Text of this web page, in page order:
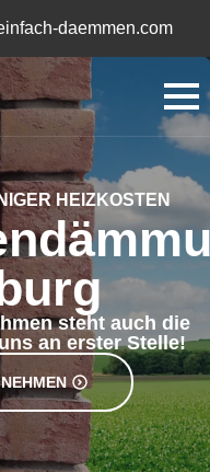
daemmen.com
HEIZKOSTEN
steht auch die
an erster Stelle!